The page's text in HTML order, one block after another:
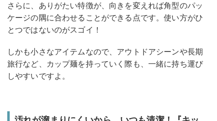
さらに、ありがたい特徴が、向きを変えれば角型のパッ
ケージの隅に合わせることができる点です。使い方がひ
とつではないのがスゴイ！
しかも小さなアイテムなので、アウトドアシーンや長期
旅行など、カップ麺を持っていく際も、一緒に持ち運び
しやすいですよ。